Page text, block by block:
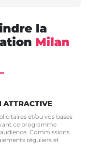
la
Milan
ATTRACTIVE
et/ou vos bases
ce programme
Commissions
réguliers et